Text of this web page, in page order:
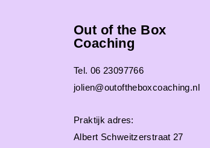
Out of the Box
Coaching
Tel. 06 23097766
jolien@outoftheboxcoaching.nl
Praktijk adres:
Albert Schweitzerstraat 27